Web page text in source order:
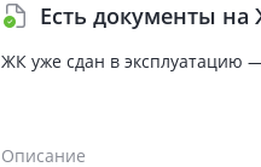
подземный
Есть документы на
ЖК уже сдан в эксплуатацию
Описание